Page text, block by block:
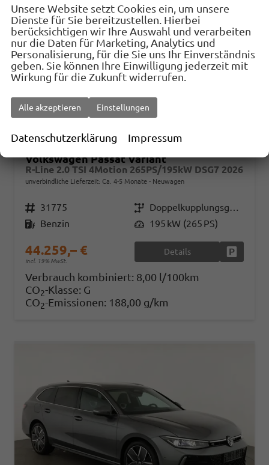
Volkswagen Passat Variant
R-Line 2.0 TSI 4Motion 265PS/195kW DSG7 2026
unverbindliche Lieferzeit: Ca. 4-5 Monate Neuwagen
Fahrzeugnr. 31775 Getriebe
Doppelkupplungsgetriebe (DSG)
Kraftstoff Benzin Leistung 195 kW (265 PS)
44.259,– €
incl. 19% MwSt.
Details
Verbrauch kombiniert: 8,00 l/100km
CO2-Klasse: G
CO2-Emissionen: 188,00 g/km
Unsere Website setzt Cookies ein, um unsere
Dienste für Sie bereitzustellen. Hierbei
berücksichtigen wir Ihre Auswahl und verarbeiten
nur die Daten für Marketing, Analytics und
Personalisierung, für die Sie uns Ihr Einverständnis
geben. Sie können Ihre Einwilligung jederzeit mit
Wirkung für die Zukunft widerrufen.
Alle akzeptieren Einstellungen
Datenschutzerklärung Impressum